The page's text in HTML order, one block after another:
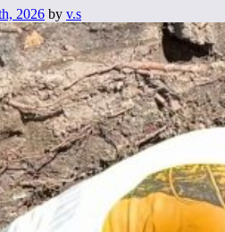
2026 by v.s